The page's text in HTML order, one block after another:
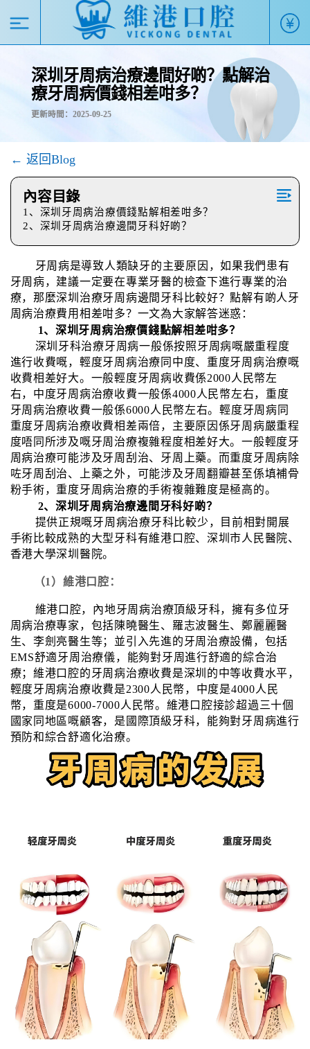
深圳牙周病治療邊間好啲？點解治
療牙周病價錢相差咁多？
更新時間：2025-09-25
← 返回Blog
內容目錄
1、深圳牙周病治療價錢點解相差咁多？
2、深圳牙周病治療邊間牙科好啲？
牙周病是導致人類缺牙的主要原因，如果我們患有
牙周病，建議一定要在專業牙醫的檢查下進行專業的治
療，那麼深圳治療牙周病邊間牙科比較好？點解有啲人牙
周病治療費用相差咁多？一文為大家解答迷惑：
1、深圳牙周病治療價錢點解相差咁多？
深圳牙科治療牙周病一般係按照牙周病嘅嚴重程度
進行收費嘅，輕度牙周病治療同中度、重度牙周病治療嘅
收費相差好大。一般輕度牙周病收費係2000人民幣左
右，中度牙周病治療收費一般係4000人民幣左右，重度
牙周病治療收費一般係6000人民幣左右。輕度牙周病同
重度牙周病治療收費相差兩倍，主要原因係牙周病嚴重程
度唔同所涉及嘅牙周治療複雜程度相差好大。一般輕度牙
周病治療可能涉及牙周刮治、牙周上藥。而重度牙周病除
咗牙周刮治、上藥之外，可能涉及牙周翻瓣甚至係填補骨
粉手術，重度牙周病治療的手術複雜難度是極高的。
2、深圳牙周病治療邊間牙科好啲？
提供正規嘅牙周病治療牙科比較少，目前相對開展
手術比較成熟的大型牙科有維港口腔、深圳市人民醫院、
香港大學深圳醫院。
（1）維港口腔：
維港口腔，內地牙周病治療頂級牙科，擁有多位牙
周病治療專家，包括陳曉醫生、羅志波醫生、鄭麗麗醫
生、李劍亮醫生等；並引入先進的牙周治療設備，包括
EMS舒適牙周治療儀，能夠對牙周進行舒適的綜合治
療；維港口腔的牙周病治療收費是深圳的中等收費水平，
輕度牙周病治療收費是2300人民幣，中度是4000人民
幣，重度是6000-7000人民幣。維港口腔接診超過三十個
國家同地區嘅顧客，是國際頂級牙科，能夠對牙周病進行
預防和綜合舒適化治療。